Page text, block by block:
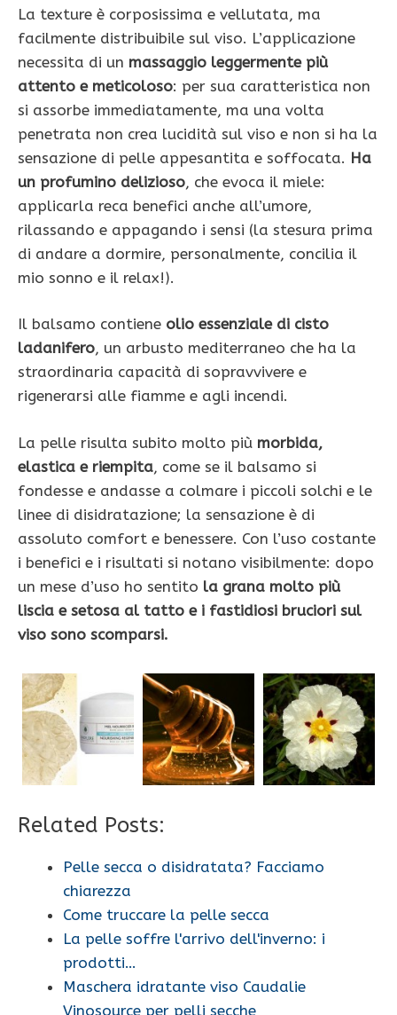
La texture è corposissima e vellutata, ma
facilmente distribuibile sul viso. L’applicazione
necessita di un massaggio leggermente più
attento e meticoloso: per sua caratteristica non
si assorbe immediatamente, ma una volta
penetrata non crea lucidità sul viso e non si ha la
sensazione di pelle appesantita e soffocata. Ha
un profumino delizioso, che evoca il miele:
applicarla reca benefici anche all’umore,
rilassando e appagando i sensi (la stesura prima
di andare a dormire, personalmente, concilia il
mio sonno e il relax!).
Il balsamo contiene olio essenziale di cisto
ladanifero, un arbusto mediterraneo che ha la
straordinaria capacità di sopravvivere e
rigenerarsi alle fiamme e agli incendi.
La pelle risulta subito molto più morbida,
elastica e riempita, come se il balsamo si
fondesse e andasse a colmare i piccoli solchi e le
linee di disidratazione; la sensazione è di
assoluto comfort e benessere. Con l’uso costante
i benefici e i risultati si notano visibilmente: dopo
un mese d’uso ho sentito la grana molto più
liscia e setosa al tatto e i fastidiosi bruciori sul
viso sono scomparsi.
Related Posts:
Pelle secca o disidratata? Facciamo
chiarezza
Come truccare la pelle secca
La pelle soffre l'arrivo dell'inverno: i
prodotti…
Maschera idratante viso Caudalie
Vinosource per pelli secche